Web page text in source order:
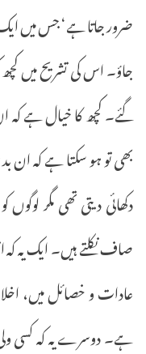
ضرور جاتا ہے‘ جس میں ایک
جاؤ۔ اس کی تشریح میں
گئے۔ کچھ کا خیال ہے کہ
بھی تو ہو سکتا ہے کہ ان
دکھائی دیتی تھی مگر
صاف نکلتے ہیں۔ ایک یہ
عادات و خصائل میں،
ہے۔ دوسرے یہ کہ کسی